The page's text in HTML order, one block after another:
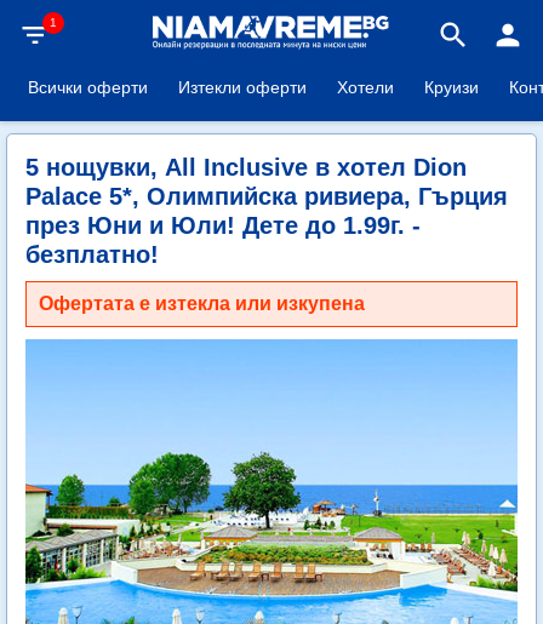
filter_list1 search person
Всички оферти Изтекли оферти Хотели Круизи
5 нощувки, All Inclusive в хотел Dion
Palace 5*, Олимпийска ривиера, Гърция
през Юни и Юли! Дете до 1.99г. -
безплатно!
Офертата е изтекла или изкупена